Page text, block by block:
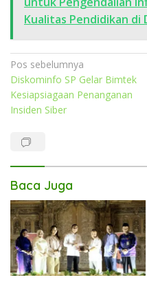
Kualitas Pendidikan di
Navigasi
pos
Pos sebelumnya
Diskominfo SP Gelar Bimtek
Kesiapsiagaan Penanganan
Insiden Siber
Baca Juga